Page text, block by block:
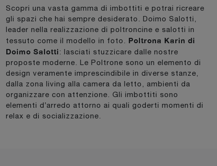
Scopri una vasta gamma di imbottiti e potrai ricreare
gli spazi che hai sempre desiderato. Doimo Salotti,
leader nella realizzazione di poltroncine e salotti in
tessuto come il modello in foto. Poltrona Karin di
Doimo Salotti: lasciati stuzzicare dalle nostre
proposte moderne. Le Poltrone sono un elemento di
design veramente imprescindibile in diverse stanze,
dalla zona living alla camera da letto, ambienti da
organizzare con attenzione. Gli imbottiti sono
elementi d’arredo attorno ai quali goderti momenti di
relax e di socializzazione.